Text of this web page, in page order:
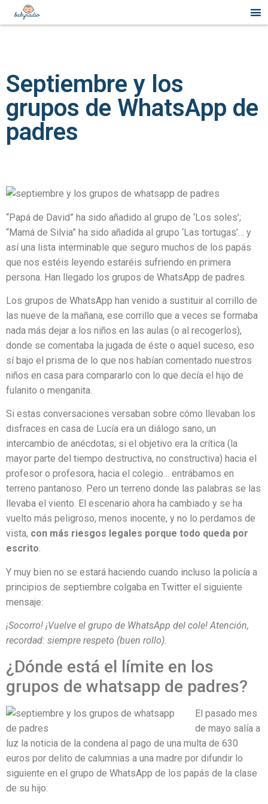
Septiembre y los
grupos de WhatsApp de
padres
“Papá de David” ha sido añadido al grupo de ‘Los soles’;
“Mamá de Silvia” ha sido añadida al grupo ‘Las tortugas’… y
así una lista interminable que seguro muchos de los papás
que nos estéis leyendo estaréis sufriendo en primera
persona. Han llegado los grupos de WhatsApp de padres.
Los grupos de WhatsApp han venido a sustituir al corrillo de
las nueve de la mañana, ese corrillo que a veces se formaba
nada más dejar a los niños en las aulas (o al recogerlos),
donde se comentaba la jugada de éste o aquel suceso, eso
sí bajo el prisma de lo que nos habían comentado nuestros
niños en casa para compararlo con lo que decía el hijo de
fulanito o menganita.
Si estas conversaciones versaban sobre cómo llevaban los
disfraces en casa de Lucía era un diálogo sano, un
intercambio de anécdotas, si el objetivo era la crítica (la
mayor parte del tiempo destructiva, no constructiva) hacia el
profesor o profesora, hacia el colegio… entrábamos en
terreno pantanoso. Pero un terreno donde las palabras se las
llevaba el viento. El escenario ahora ha cambiado y se ha
vuelto más peligroso, menos inocente, y no lo perdamos de
vista, con más riesgos legales porque todo queda por
escrito.
Y muy bien no se estará haciendo cuando incluso la policía a
principios de septiembre colgaba en Twitter el siguiente
mensaje:
¡Socorro! ¡Vuelve el grupo de WhatsApp del cole! Atención,
recordad: siempre respeto (buen rollo).
¿Dónde está el límite en los
grupos de whatsapp de padres?
El pasado mes
de mayo salía a
luz la noticia de la condena al pago de una multa de 630
euros por delito de calumnias a una madre por difundir lo
siguiente en el grupo de WhatsApp de los papás de la clase
de su hijo: